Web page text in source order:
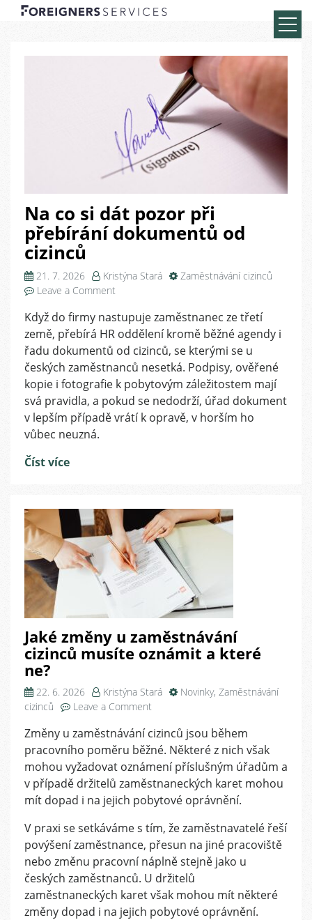
Na co si dát pozor při
přebírání dokumentů od
cizinců
21. 7. 2026 Kristýna Stará
Zaměstnávání cizinců
Leave a Comment
co
si
dát
pozor
při
přebírání
dokumentů
od
Když do firmy nastupuje zaměstnanec ze třetí
země, přebírá HR oddělení kromě běžné agendy i
řadu dokumentů od cizinců, se kterými se u
českých zaměstnanců nesetká. Podpisy, ověřené
kopie i fotografie k pobytovým záležitostem mají
svá pravidla, a pokud se nedodrží, úřad dokument
v lepším případě vrátí k opravě, v horším ho
vůbec neuzná.
Číst více
Jaké změny u zaměstnávání
cizinců musíte oznámit a které
ne?
22. 6. 2026 Kristýna Stará Novinky, Zaměstnávání
cizinců
Leave a Comment
změny
u
zaměstnávání
cizinců
musíte
oznámit
a
které
ne?
Změny u zaměstnávání cizinců jsou během
pracovního poměru běžné. Některé z nich však
mohou vyžadovat oznámení příslušným úřadům a
v případě držitelů zaměstnaneckých karet mohou
mít dopad i na jejich pobytové oprávnění.
V praxi se setkáváme s tím, že zaměstnavatelé řeší
povýšení zaměstnance, přesun na jiné pracoviště
nebo změnu pracovní náplně stejně jako u
českých zaměstnanců. U držitelů
zaměstnaneckých karet však mohou mít některé
změny dopad i na jejich pobytové oprávnění.